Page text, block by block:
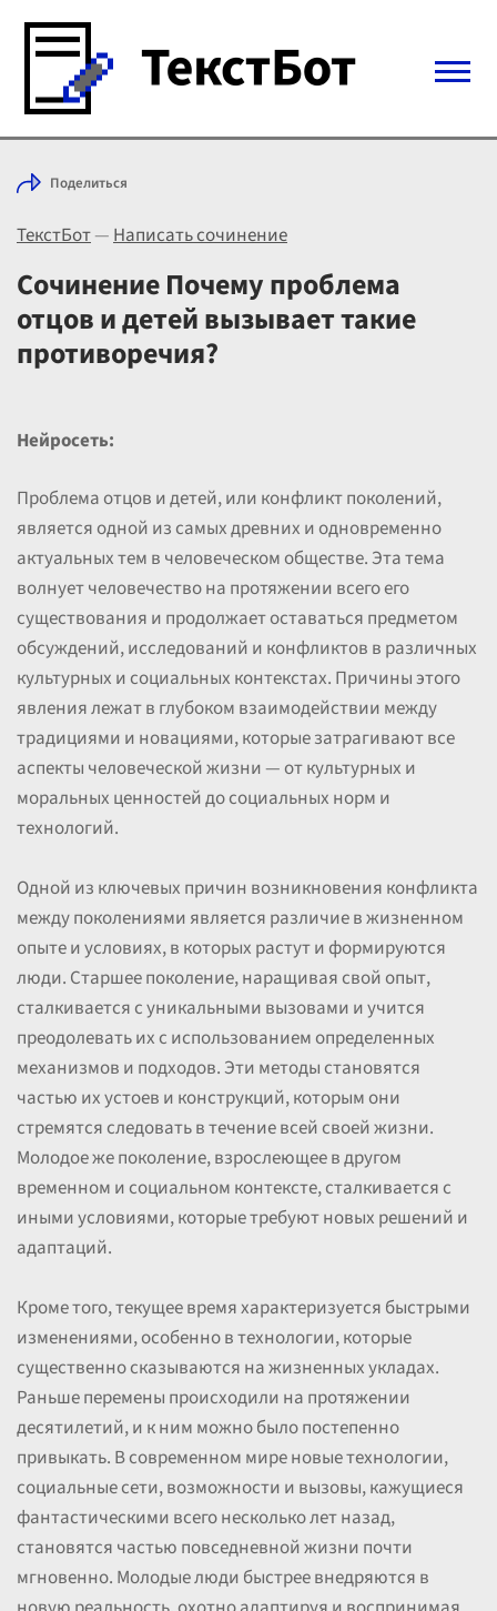
Войти с Telegram
Выбрать режим
Цены
Поделиться
ТекстБот—Написать сочинение
Сочинение Почему проблема
отцов и детей вызывает такие
противоречия?
Нейросеть:
Проблема отцов и детей, или конфликт поколений,
является одной из самых древних и одновременно
актуальных тем в человеческом обществе. Эта тема
волнует человечество на протяжении всего его
существования и продолжает оставаться предметом
обсуждений, исследований и конфликтов в различных
культурных и социальных контекстах. Причины этого
явления лежат в глубоком взаимодействии между
традициями и новациями, которые затрагивают все
аспекты человеческой жизни — от культурных и
моральных ценностей до социальных норм и
технологий.
Одной из ключевых причин возникновения конфликта
между поколениями является различие в жизненном
опыте и условиях, в которых растут и формируются
люди. Старшее поколение, наращивая свой опыт,
сталкивается с уникальными вызовами и учится
преодолевать их с использованием определенных
механизмов и подходов. Эти методы становятся
частью их устоев и конструкций, которым они
стремятся следовать в течение всей своей жизни.
Молодое же поколение, взрослеющее в другом
временном и социальном контексте, сталкивается с
иными условиями, которые требуют новых решений и
адаптаций.
Кроме того, текущее время характеризуется быстрыми
изменениями, особенно в технологии, которые
существенно сказываются на жизненных укладах.
Раньше перемены происходили на протяжении
десятилетий, и к ним можно было постепенно
привыкать. В современном мире новые технологии,
социальные сети, возможности и вызовы, кажущиеся
фантастическими всего несколько лет назад,
становятся частью повседневной жизни почти
мгновенно. Молодые люди быстрее внедряются в